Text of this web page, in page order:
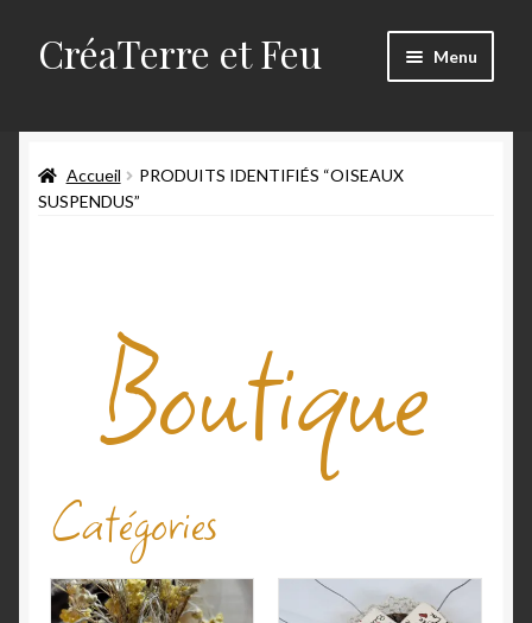
CréaTerre et Feu Menu
Blog
Mon travail
Validation de la commande
Accueil
PRODUITS IDENTIFIÉS “OISEAUX
SUSPENDUS”
Boutique
Catégories